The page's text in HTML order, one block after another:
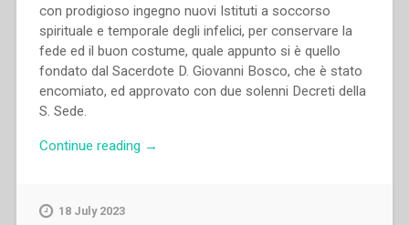
con prodigioso ingegno nuovi Istituti a soccorso
spirituale e temporale degli infelici, per conservare la
fede ed il buon costume, quale appunto si è quello
fondato dal Sacerdote D. Giovanni Bosco, che è stato
encomiato, ed approvato con due solenni Decreti della
S. Sede.
Continue reading “Giovanni
→
18 July 2023